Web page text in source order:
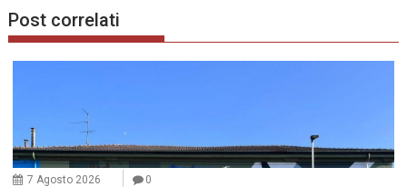
Post correlati
7 Agosto 2026 0